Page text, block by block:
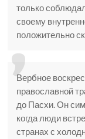
только
своему
положительно
Вербное
православной
до Пасхи. Он
когда люди
странах с